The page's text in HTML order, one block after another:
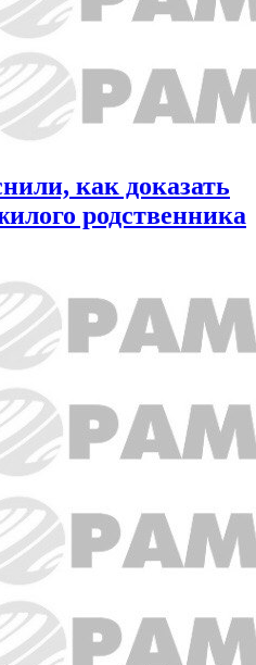
как доказать
родственника